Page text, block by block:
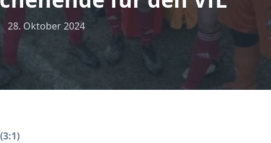
28. Oktober 2024